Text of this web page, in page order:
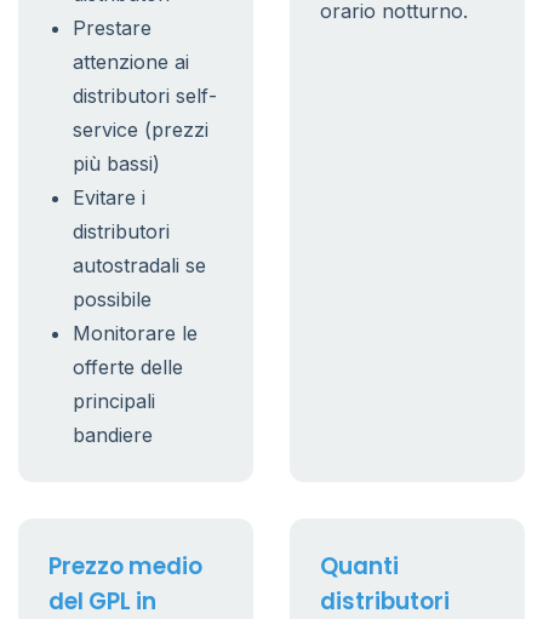
Prestare
attenzione ai
distributori self-
service (prezzi
più bassi)
Evitare i
distributori
autostradali se
possibile
Monitorare le
offerte delle
principali
bandiere
orario notturno.
Prezzo medio
del GPL in
Quanti
distributori